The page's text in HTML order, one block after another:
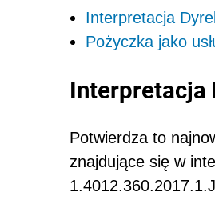
Interpretacja
Pożyczka jako
Interpretacja
Potwierdza to
znajdujące się w